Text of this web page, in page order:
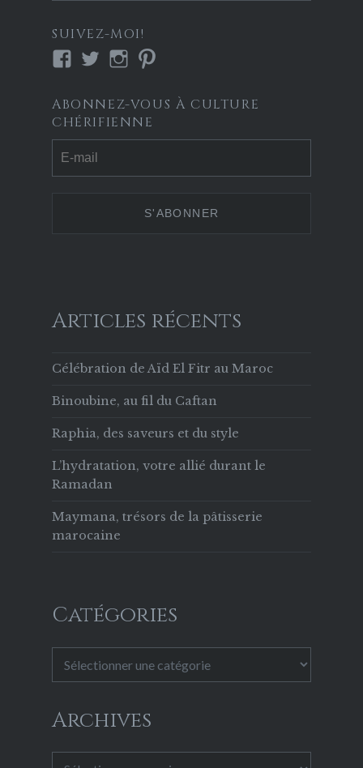
SUIVEZ-MOI!
Voir
profil
de
Culture-
Chérifienne-
629853133756169
Facebook
Voir
profil
de
culture_cherif
Twitter
Voir
profil
de
culture.cherifienne
Instagram
profil
culturecherif
Pinterest
ABONNEZ-VOUS À CULTURE
CHÉRIFIENNE
Articles récents
Célébration de Aïd El Fitr au Maroc
Binoubine, au fil du Caftan
Raphia, des saveurs et du style
L’hydratation, votre allié durant le
Ramadan
Maymana, trésors de la pâtisserie
marocaine
Catégories
Archives